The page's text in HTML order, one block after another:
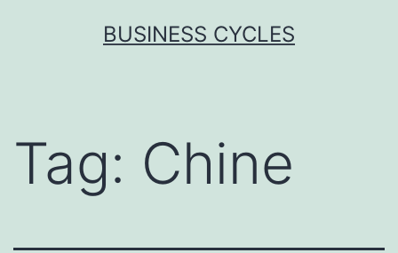
BUSINESS CYCLES
Tag: Chine